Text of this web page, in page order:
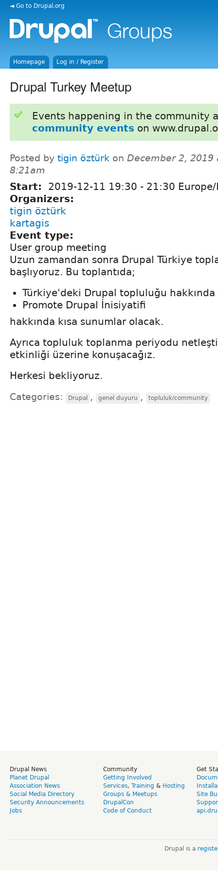
◄ Go to Drupal.org
Homepage Log in / Register
Drupal Turkey Meetup
Events happening in the community
community events on
Posted by tigin öztürk on December 2, 2019
8:21am
Start: 2019-12-11 19:30 - 21:30
Organizers:
tigin öztürk
kartagis
Event type:
User group meeting
Uzun zamandan sonra Drupal Türkiye
başlıyoruz. Bu toplantıda;
Türkiye'deki Drupal topluluğu hakkında
Promote Drupal İnisiyatifi
hakkında kısa sunumlar olacak.
Ayrıca topluluk toplanma periyodu
etkinliği üzerine konuşacağız.
Herkesi bekliyoruz.
Categories: Drupal , genel duyuru , topluluk/community
Drupal News
Planet Drupal
Association News
Social Media Directory
Security Announcements
Jobs
Community
Getting Involved
Services, Training & Hosting
Groups & Meetups
DrupalCon
Code of Conduct
Get
Site
Drupal is a